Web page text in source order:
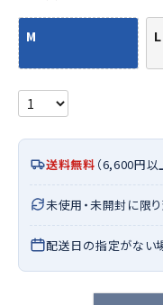
M L
送料無料 （6,600円以
未使用・未開封に限
配送日の指定がない